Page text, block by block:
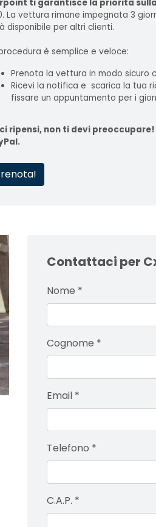
ti garantisce la priorità
La vettura rimane impegnata 3
disponibile per altri clienti.
è semplice e veloce:
Prenota la vettura in modo sicuro
Ricevi la notifica e scarica la tua
fissare un appuntamento per i
ci ripensi, non ti devi
Contattaci per
Nome *
Cognome *
Email *
Telefono *
C.A.P. *